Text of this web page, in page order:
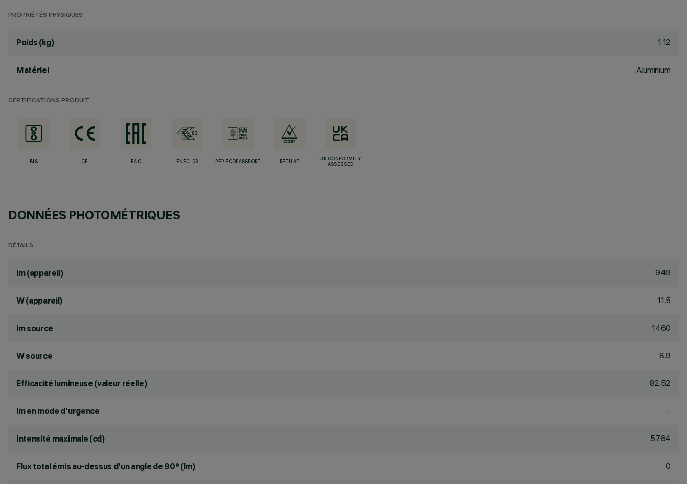
PROPRIÉTÉS PHYSIQUES
Poids (kg) 1.12
Matériel Aluminium
CERTIFICATIONS PRODUIT
BIS CE EAC ENEC-03 PEP ECOPASSPORT RETILAP
UK CONFORMITY
ASSESSED
DONNÉES PHOTOMÉTRIQUES
DÉTAILS
lm (appareil) 949
W (appareil) 11.5
lm source 1460
W source 8.9
Efficacité lumineuse (valeur réelle) 82.52
lm en mode d'urgence -
Intensité maximale (cd) 5764
Flux total émis au-dessus d'un angle de 90° (lm) 0